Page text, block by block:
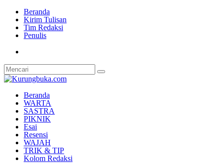
Beranda
Kirim Tulisan
Tim Redaksi
Penulis
Beranda
WARTA
SASTRA
PIKNIK
Esai
Resensi
WAJAH
TRIK & TIP
Kolom Redaksi